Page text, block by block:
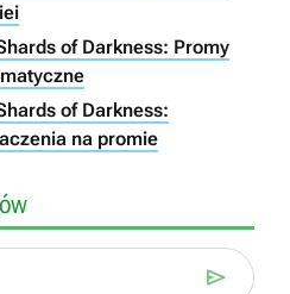
of Darkness: Promy
of Darkness:
na promie
